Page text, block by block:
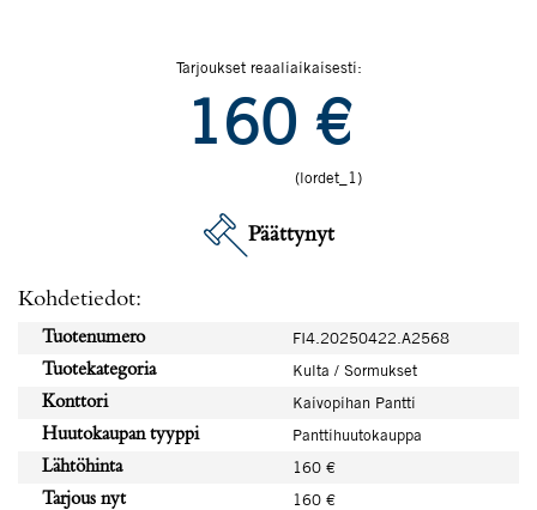
Tarjoukset reaaliaikaisesti:
160 €
(lordet_1)
Päättynyt
Kohdetiedot:
Tuotenumero
FI4.20250422.A2568
Tuotekategoria
Kulta / Sormukset
Konttori
Kaivopihan Pantti
Huutokaupan tyyppi
Panttihuutokauppa
Lähtöhinta
160 €
Tarjous nyt
160 €